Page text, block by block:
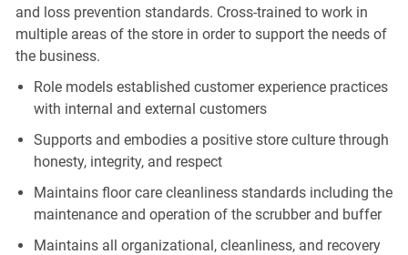
and loss prevention standards. Cross-trained to work in
multiple areas of the store in order to support the needs of
the business.
Role models established customer experience practices
with internal and external customers
Supports and embodies a positive store culture through
honesty, integrity, and respect
Maintains floor care cleanliness standards including the
maintenance and operation of the scrubber and buffer
Maintains all organizational, cleanliness, and recovery